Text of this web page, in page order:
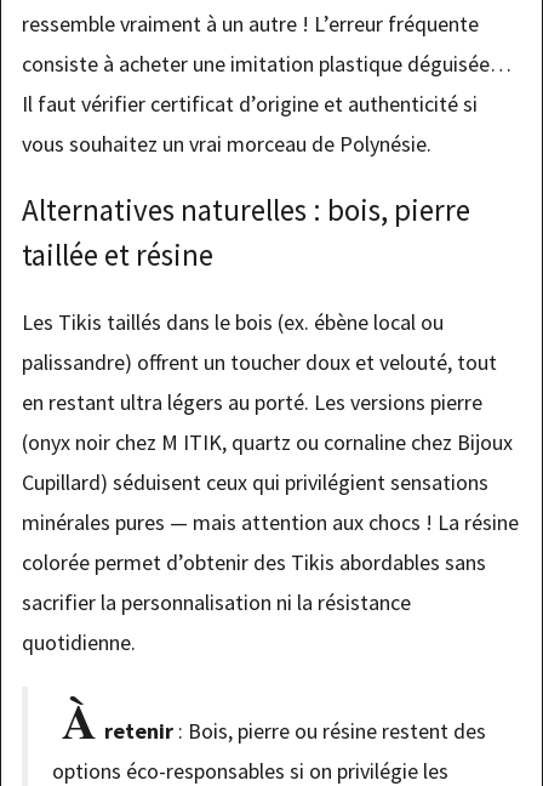
ressemble vraiment à un autre ! L’erreur fréquente
consiste à acheter une imitation plastique déguisée…
Il faut vérifier certificat d’origine et authenticité si
vous souhaitez un vrai morceau de Polynésie.
Alternatives naturelles : bois, pierre
taillée et résine
Les Tikis taillés dans le bois (ex. ébène local ou
palissandre) offrent un toucher doux et velouté, tout
en restant ultra légers au porté. Les versions pierre
(onyx noir chez M ITIK, quartz ou cornaline chez Bijoux
Cupillard) séduisent ceux qui privilégient sensations
minérales pures — mais attention aux chocs ! La résine
colorée permet d’obtenir des Tikis abordables sans
sacrifier la personnalisation ni la résistance
quotidienne.
À retenir: Bois, pierre ou résine restent des
options éco-responsables si on privilégie les